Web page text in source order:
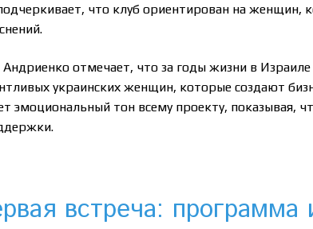
что клуб ориентирован на женщин,
Андриенко отмечает, что за годы жизни в
украинских женщин, которые создают
эмоциональный тон всему проекту, показывая,
встреча: программа